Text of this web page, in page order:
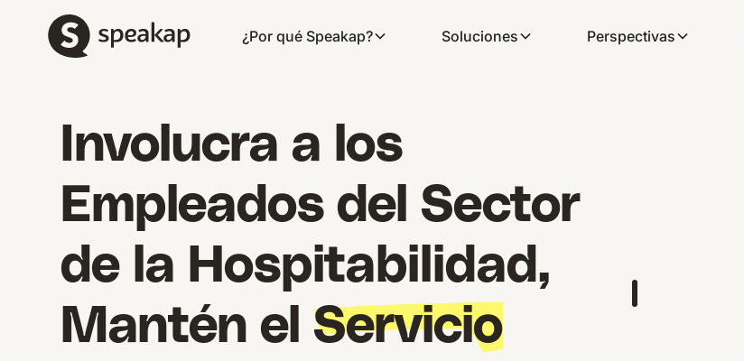
¿Por qué Speakap? Soluciones Perspectivas
Involucra a los
Empleados del Sector
de la Hospitabilidad,
Mantén elServicio